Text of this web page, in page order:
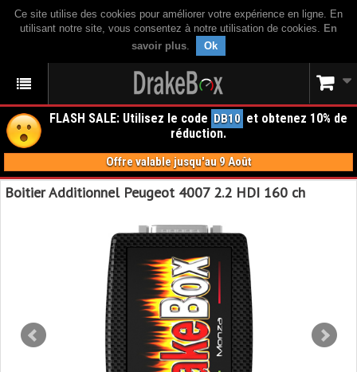
Ce site utilise des cookies pour améliorer votre expérience en ligne. En
utilisant notre site, vous consentez à notre utilisation de cookies. En
savoir plus. Ok
FLASH SALE: Utilisez le code DB10 et obtenez 10% de
réduction.
Offre valable jusqu'au 9 Août
Boitier Additionnel Peugeot 4007 2.2 HDI 160 ch